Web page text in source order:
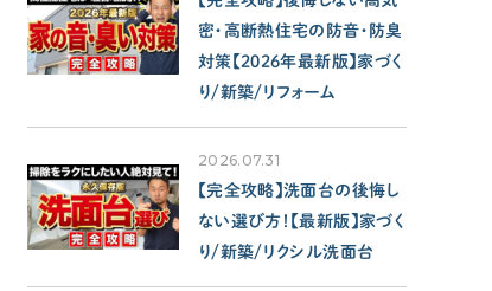
動画で学ぶ
Q&Aで学ぶ
SUPPORT
サポート
せやま印工務店プロジェクト
密・高断熱住宅の防音・防臭
対策【2026年最新版】家づく
り/新築/リフォーム
2026.07.31
【完全攻略】洗面台の後悔し
ない選び方！【最新版】家づく
り/新築/リクシル洗面台